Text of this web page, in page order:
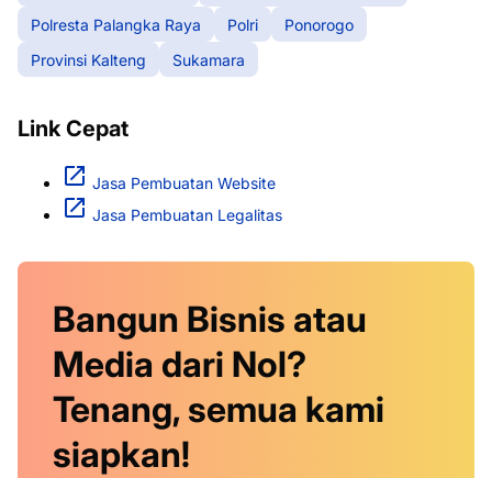
Polresta Palangka Raya
Polri
Ponorogo
Provinsi Kalteng
Sukamara
Link Cepat
Jasa Pembuatan Website
Jasa Pembuatan Legalitas
Bangun Bisnis atau
Media dari Nol?
Tenang, semua kami
siapkan!